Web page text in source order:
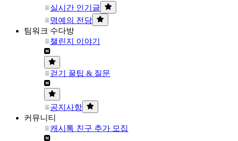
실시간 인기글
명예의 전당
팀워크 수다방
챌린지 이야기
걷기 꿀팁 & 질문
공지사항
커뮤니티
캐시톡 친구 추가 모집